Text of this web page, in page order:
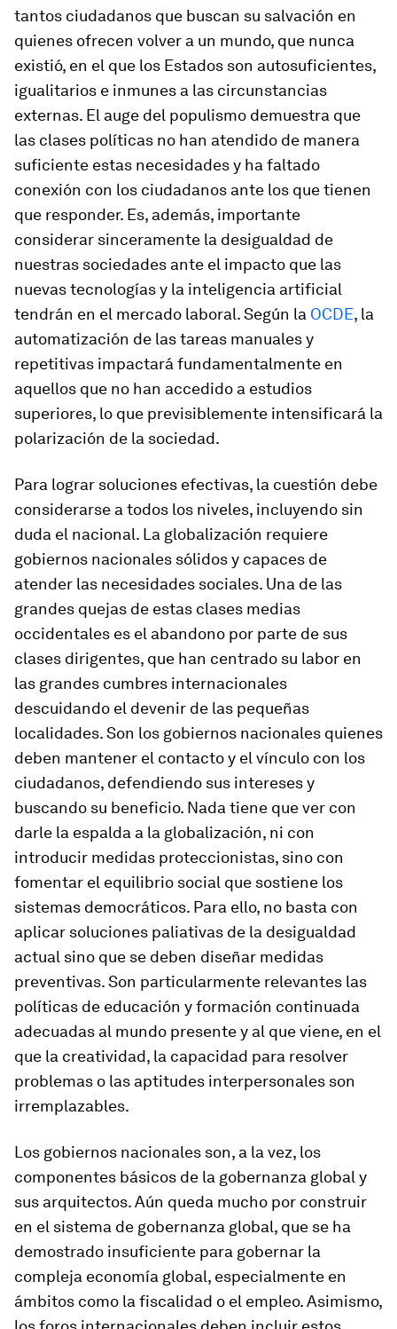
tantos ciudadanos que buscan su salvación en
quienes ofrecen volver a un mundo, que nunca
existió, en el que los Estados son autosuficientes,
igualitarios e inmunes a las circunstancias
externas. El auge del populismo demuestra que
las clases políticas no han atendido de manera
suficiente estas necesidades y ha faltado
conexión con los ciudadanos ante los que tienen
que responder. Es, además, importante
considerar sinceramente la desigualdad de
nuestras sociedades ante el impacto que las
nuevas tecnologías y la inteligencia artificial
tendrán en el mercado laboral. Según la OCDE, la
automatización de las tareas manuales y
repetitivas impactará fundamentalmente en
aquellos que no han accedido a estudios
superiores, lo que previsiblemente intensificará la
polarización de la sociedad.
Para lograr soluciones efectivas, la cuestión debe
considerarse a todos los niveles, incluyendo sin
duda el nacional. La globalización requiere
gobiernos nacionales sólidos y capaces de
atender las necesidades sociales. Una de las
grandes quejas de estas clases medias
occidentales es el abandono por parte de sus
clases dirigentes, que han centrado su labor en
las grandes cumbres internacionales
descuidando el devenir de las pequeñas
localidades. Son los gobiernos nacionales quienes
deben mantener el contacto y el vínculo con los
ciudadanos, defendiendo sus intereses y
buscando su beneficio. Nada tiene que ver con
darle la espalda a la globalización, ni con
introducir medidas proteccionistas, sino con
fomentar el equilibrio social que sostiene los
sistemas democráticos. Para ello, no basta con
aplicar soluciones paliativas de la desigualdad
actual sino que se deben diseñar medidas
preventivas. Son particularmente relevantes las
políticas de educación y formación continuada
adecuadas al mundo presente y al que viene, en el
que la creatividad, la capacidad para resolver
problemas o las aptitudes interpersonales son
irremplazables.
Los gobiernos nacionales son, a la vez, los
componentes básicos de la gobernanza global y
sus arquitectos. Aún queda mucho por construir
en el sistema de gobernanza global, que se ha
demostrado insuficiente para gobernar la
compleja economía global, especialmente en
ámbitos como la fiscalidad o el empleo. Asimismo,